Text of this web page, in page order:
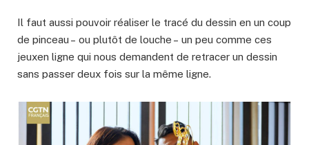
Il faut aussi pouvoir réaliser le tracé du dessin en un coup
de pinceau – ou plutôt de louche – un peu comme ces
jeuxen ligne qui nous demandent de retracer un dessin
sans passer deux fois sur la même ligne.